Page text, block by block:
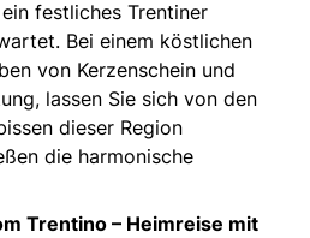
festliches Trentiner
Bei einem köstlichen
von Kerzenschein und
lassen Sie sich von den
dieser Region
die harmonische
Trentino – Heimreise mit